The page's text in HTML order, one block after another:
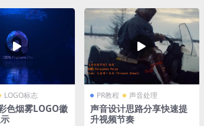
LOGO标志
色烟雾LOGO徽
PR教程 声音处理
声音设计思路分享快速提
升视频节奏